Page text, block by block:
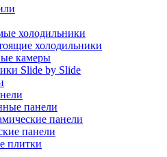
холодильники
холодильники
камеры
Slide by Slide
панели
панели
панели
плитки